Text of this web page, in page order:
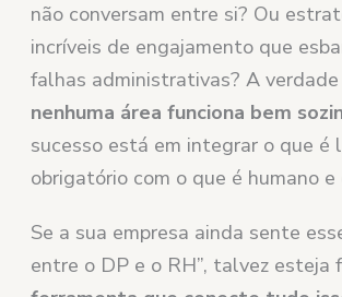
não conversam entre si? Ou
incríveis de engajamento que
falhas administrativas? A
nenhuma área funciona bem
sucesso está em integrar o que é
obrigatório com o que é humano
Se a sua empresa ainda sente
entre o DP e o RH”, talvez esteja